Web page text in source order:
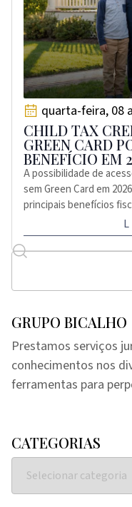
quarta-feira, 08
CHILD TAX
GREEN CARD
BENEFÍCIO EM
A possibilidade de
sem Green Card em
principais benefícios
GRUPO BICALHO
Prestamos serviços
conhecimentos nos
ferramentas para
CATEGORIAS